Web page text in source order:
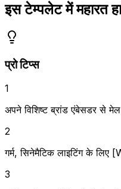
इस टेम्पलेट में महारत
प्रो टिप्स
1
अपने विशिष्ट ब्रांड एंबेसडर से
2
गर्म, सिनेमैटिक लाइटिंग के
3